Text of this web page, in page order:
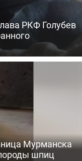
РКФ Голубев
Мурманска
шпиц